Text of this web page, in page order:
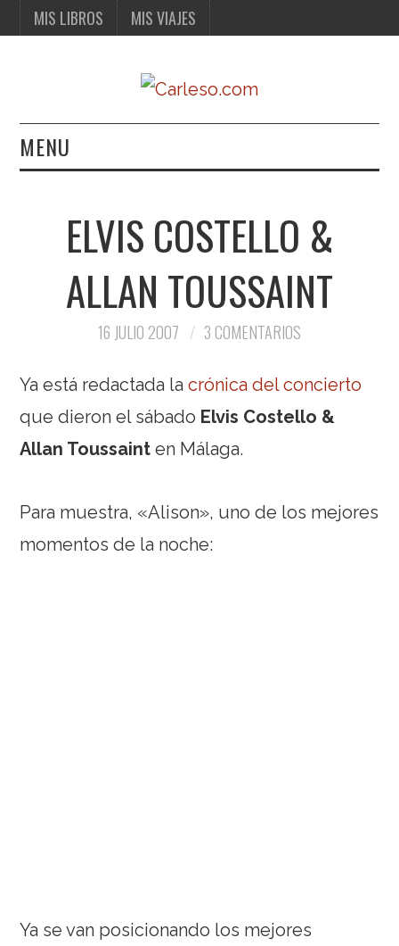
MIS LIBROS MIS VIAJES
MENU
MIS VIAJES
ELVIS COSTELLO &
ALLAN TOUSSAINT
16 JULIO 2007 3 COMENTARIOS
Ya está redactada lacrónica del concierto
que dieron el sábado Elvis Costello &
Allan Toussaint en Málaga.
Para muestra, «Alison», uno de los mejores
momentos de la noche:
Ya se van posicionando los mejores